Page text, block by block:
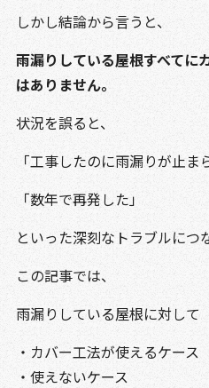
しかし結論から言うと、
雨漏りしている屋根すべてに
はありません。
状況を誤ると、
「工事したのに雨漏りが止ま
「数年で再発した」
といった深刻なトラブルにつ
この記事では、
雨漏りしている屋根に対して
・カバー工法が使えるケース
・使えないケース